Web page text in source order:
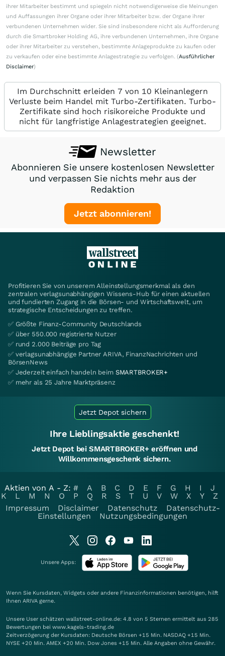
ihrer Mitarbeiter bestimmt und spiegeln nicht notwendigerweise die Meinungen
und Auffassungen ihrer Organe oder ihrer Mitarbeiter bzw. der Organe ihrer
verbundenen Unternehmen wider. Sie sind insbesondere nicht als Aufforderung
durch die Smartbroker Holding AG, ihre verbundenen Unternehmen, ihre Organe
oder ihrer Mitarbeiter zu verstehen, bestimmte Anlageprodukte zu kaufen oder
zu verkaufen oder eine bestimmte Anlagestrategie zu verfolgen. (Ausführlicher
Disclaimer)
Im Durchschnitt erleiden 7 von 10 Kleinanlegern
Verluste beim Handel mit Turbo-Zertifikaten. Turbo-
Zertifikate sind hoch risikoreiche Produkte und
nicht für langfristige Anlagestrategien geeignet.
Newsletter
Abonnieren Sie unsere kostenlosen Newsletter
und verpassen Sie nichts mehr aus der
Redaktion
Jetzt abonnieren!
Profitieren Sie von unserem Alleinstellungsmerkmal als den
zentralen verlagsunabhängigen Wissens-Hub für einen aktuellen
und fundierten Zugang in die Börsen- und Wirtschaftswelt, um
strategische Entscheidungen zu treffen.
✅ Größte Finanz-Community Deutschlands
✅ über 550.000 registrierte Nutzer
✅ rund 2.000 Beiträge pro Tag
✅ verlagsunabhängige Partner ARIVA, FinanzNachrichten und
BörsenNews
✅ Jederzeit einfach handeln beim SMARTBROKER+
✅ mehr als 25 Jahre Marktpräsenz
Jetzt Depot sichern
Ihre Lieblingsaktie geschenkt!
Jetzt Depot bei SMARTBROKER+ eröffnen und
Willkommensgeschenk sichern.
Aktien von A - Z: # A B C D E F G H I
J
K
L M N O P Q R S T U V W X Y
Z
Impressum
Disclaimer Datenschutz
Datenschutz-
Einstellungen
Nutzungsbedingungen
Unsere Apps:
Wenn Sie Kursdaten, Widgets oder andere Finanzinformationen benötigen, hilft
Ihnen ARIVA gerne.
Unsere User schätzen wallstreet-online.de: 4.8 von 5 Sternen ermittelt aus 285
Bewertungen bei www.kagels-trading.de
Zeitverzögerung der Kursdaten: Deutsche Börsen +15 Min. NASDAQ +15 Min.
NYSE +20 Min. AMEX +20 Min. Dow Jones +15 Min. Alle Angaben ohne Gewähr.